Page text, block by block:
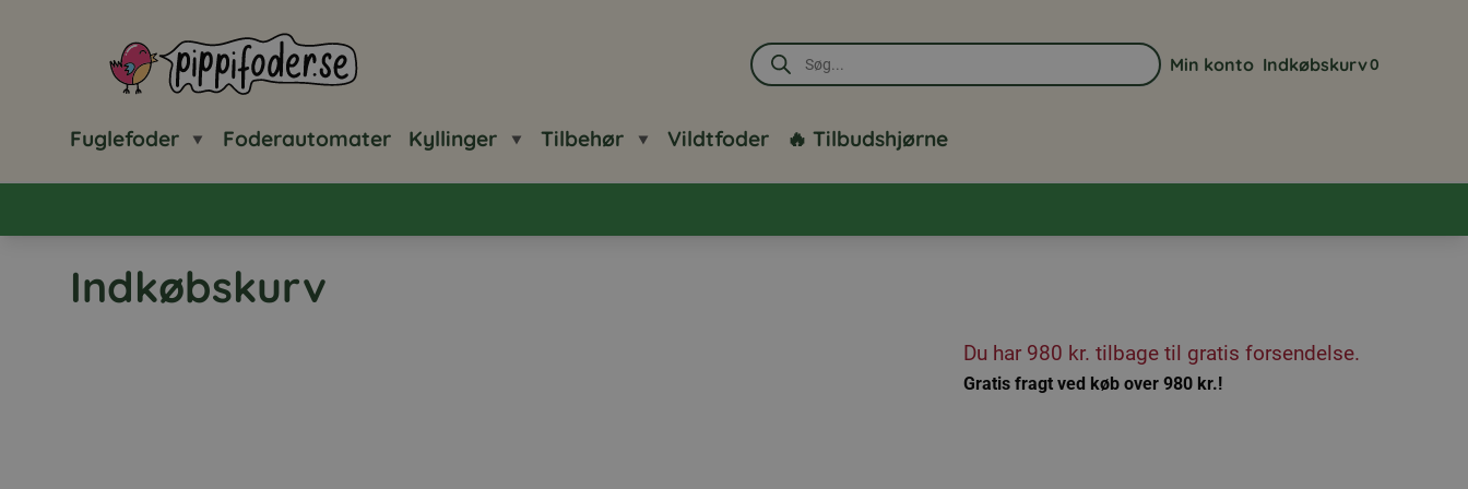
Pippifoder logo
Products
search
Gå til min kontoside
Min konto
Se din
Indkøbskurv0
Fuglefoder Foderautomater Kyllinger Tilbehør Vildtfoder 🔥 Tilbudshjørne
Indkøbskurv
Du har 980 kr. tilbage til gratis forsendelse.
Gratis fragt ved køb over 980kr.!